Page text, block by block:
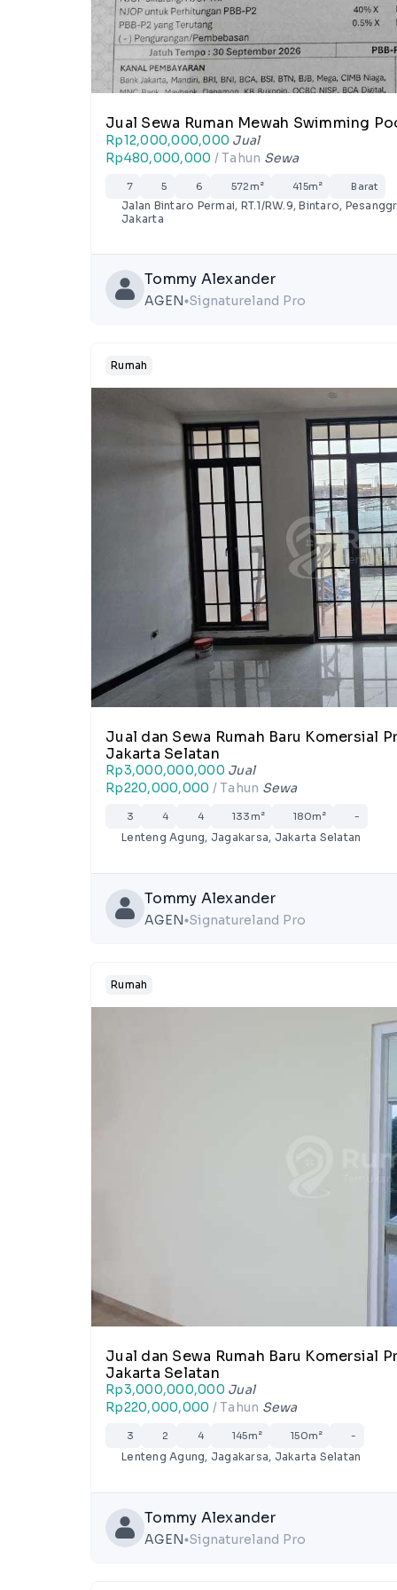
Jual Sewa Ruman Mewah Swimming
Rp12,000,000,000 Jual
Rp480,000,000 / Tahun Sewa
7 5 6 572m² 415m² Barat
Jalan Bintaro Permai, RT.1/RW.9, Bintaro,
Jakarta
Tommy Alexander
AGEN lens Signatureland Pro
Rumah
Jual dan Sewa Rumah Baru Komersial
Jakarta Selatan
Rp3,000,000,000 Jual
Rp220,000,000 / Tahun Sewa
3 4 4 133m² 180m² -
Lenteng Agung, Jagakarsa, Jakarta Selatan
Tommy Alexander
AGEN lens Signatureland Pro
Rumah
Jual dan Sewa Rumah Baru Komersial
Jakarta Selatan
Rp3,000,000,000 Jual
Rp220,000,000 / Tahun Sewa
3 2 4 145m² 150m² -
Lenteng Agung, Jagakarsa, Jakarta Selatan
Tommy Alexander
AGEN lens Signatureland Pro